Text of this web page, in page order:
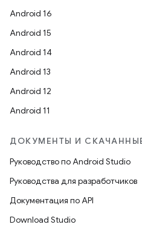
Android 16
Android 15
Android 14
Android 13
Android 12
Android 11
ДОКУМЕНТЫ И
Руководство по Android Studio
Руководства для разработчиков
Документация по API
Download Studio